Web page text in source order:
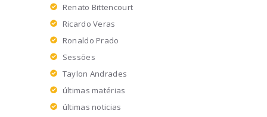
Renato Bittencourt
Ricardo Veras
Ronaldo Prado
Sessões
Taylon Andrades
últimas matérias
últimas noticias